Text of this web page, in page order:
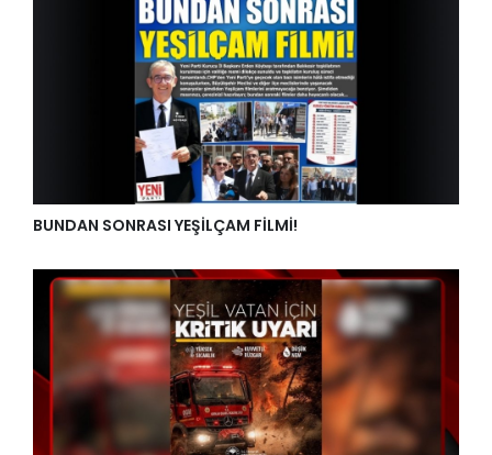
BUNDAN SONRASI YEŞİLÇAM FİLMİ!